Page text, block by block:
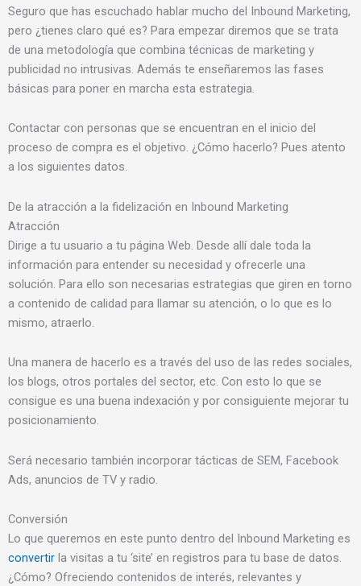
Seguro que has escuchado hablar mucho del Inbound Marketing,
pero ¿tienes claro qué es? Para empezar diremos que se trata
de una metodología que combina técnicas de marketing y
publicidad no intrusivas. Además te enseñaremos las fases
básicas para poner en marcha esta estrategia.
Contactar con personas que se encuentran en el inicio del
proceso de compra es el objetivo. ¿Cómo hacerlo? Pues atento
a los siguientes datos.
De la atracción a la fidelización en Inbound Marketing
Atracción
Dirige a tu usuario a tu página Web. Desde allí dale toda la
información para entender su necesidad y ofrecerle una
solución. Para ello son necesarias estrategias que giren en torno
a contenido de calidad para llamar su atención, o lo que es lo
mismo, atraerlo.
Una manera de hacerlo es a través del uso de las redes sociales,
los blogs, otros portales del sector, etc. Con esto lo que se
consigue es una buena indexación y por consiguiente mejorar tu
posicionamiento.
Será necesario también incorporar tácticas de SEM, Facebook
Ads, anuncios de TV y radio.
Conversión
Lo que queremos en este punto dentro del Inbound Marketing es
convertir la visitas a tu ‘site’ en registros para tu base de datos.
¿Cómo? Ofreciendo contenidos de interés, relevantes y